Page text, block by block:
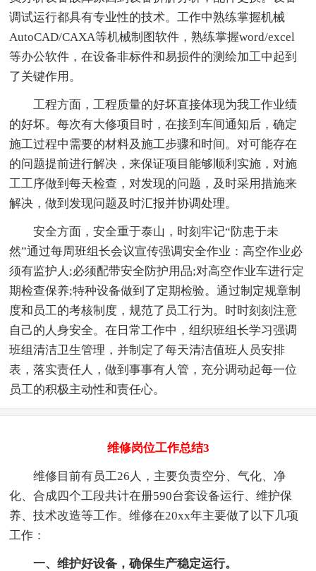
调试运行都具有专业性的技术。工作中熟练掌握机械
AutoCAD/CAXA等机械制图软件，熟练掌握word/excel
等办公软件，在设备非标件和易损件的测绘加工中起到
了关键作用。
工程方面，工程质量的好坏直接体现为我工作业绩
的好坏。每次有大修项目时，在接到车间通知后，确定
施工过程中需要的材料及施工步骤和时间。对可能存在
的问题提前进行解决，来保证项目能够顺利实施，对施
工工序做到每天检查，对发现的问题，及时采用措施来
解决，做到发现问题及时汇报并协调处理。
安全方面，安全重于泰山，时刻牢记“防患于未
然”通过每周班组长会议宣传强调安全作业：高空作业必
须有监护人;必须配带安全防护用品;对高空作业车进行定
期检查保养;特种设备做到了定期检验。通过制定规章制
度和员工的考核制度，规范了员工行为。时时刻刻注意
自己的人身安全。在日常工作中，组织班组长学习强调
班组清洁卫生管理，并制定了每天清洁值班人员安排
表，落实责任人，做到事事有人管，充分调动起每一位
员工的积极主动性和责任心。
维修岗位工作总结3
维修目前有员工26人，主要负责空分、气化、净
化、合成四个工段共计在册590台套设备运行、维护保
养、技术改造等工作。维修在20xx年主要做了以下几项
工作：
一、维护好设备，确保生产稳定运行。